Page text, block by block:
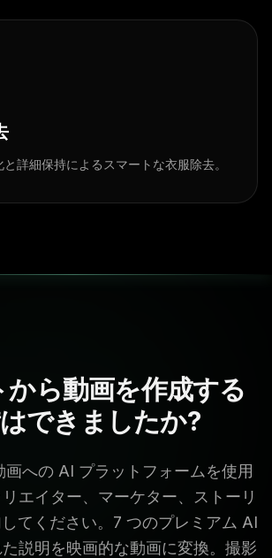
と詳細保持によるスマートな衣服除去。
から動画を作成する
できましたか?
画への AI プラットフォームを使用
エイター、マーケター、ストーリ
てください。7 つのプレミアム AI
説明を映画的な動画に変換。撮影